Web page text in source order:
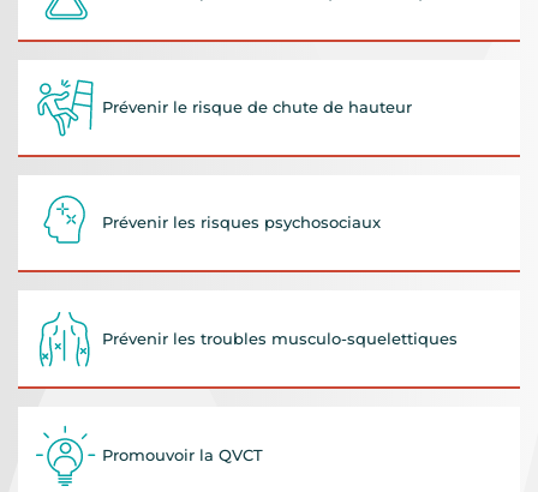
Prévenir le risque de chute de hauteur
Prévenir les risques psychosociaux
Prévenir les troubles musculo-squelettiques
Promouvoir la QVCT